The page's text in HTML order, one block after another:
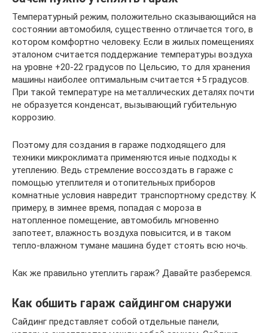
Температурный режим, положительно сказывающийся на
состоянии автомобиля, существенно отличается того, в
котором комфортно человеку. Если в жилых помещениях
эталоном считается поддержание температуры воздуха
на уровне +20-22 градусов по Цельсию, то для хранения
машины наиболее оптимальным считается +5 градусов.
При такой температуре на металлических деталях почти
не образуется конденсат, вызывающий губительную
коррозию.
Поэтому для создания в гараже подходящего для
техники микроклимата применяются иные подходы к
утеплению. Ведь стремление воссоздать в гараже с
помощью утеплителя и отопительных приборов
комнатные условия навредит транспортному средству. К
примеру, в зимнее время, попадая с мороза в
натопленное помещение, автомобиль мгновенно
запотеет, влажность воздуха повысится, и в таком
тепло-влажном тумане машина будет стоять всю ночь.
Как же правильно утеплить гараж? Давайте разберемся.
Как обшить гараж сайдингом снаружи
Сайдинг представляет собой отдельные панели,